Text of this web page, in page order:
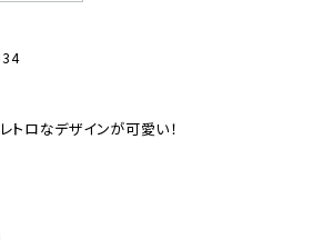
ロなデザインが可愛い！